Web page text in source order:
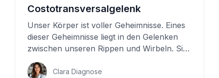
Costotransversalgelenk
Unser Körper ist voller Geheimnisse. Eines
dieser Geheimnisse liegt in den Gelenken
zwischen unseren Rippen und Wirbeln. Sie
ermöglichen uns, sauersto...
Clara Diagnose